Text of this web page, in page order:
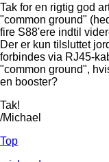
Tak for en rigtig god
"common ground"
fire S88'ere indtil
Der er kun tilsluttet
forbindes via RJ45-
"common ground",
en booster?
Tak!
/Michael
Top